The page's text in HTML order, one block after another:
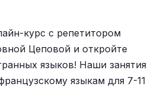
курс с репетитором
Цеповой и откройте
языков! Наши занятия
языкам для 7-11